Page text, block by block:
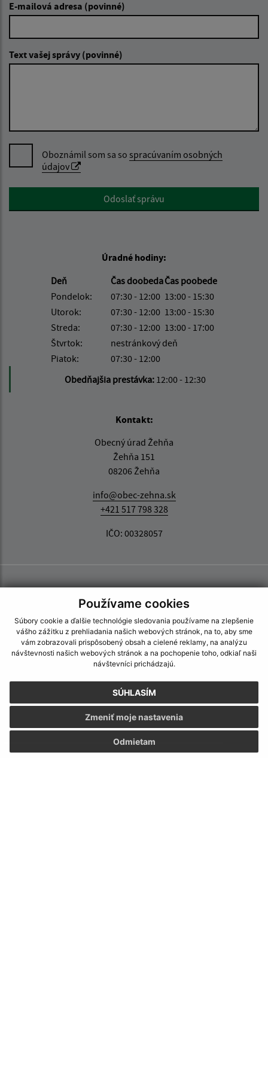
Používame cookies
Súbory cookie a ďalšie technológie sledovania používame na zlepšenie
vášho zážitku z prehliadania našich webových stránok, na to, aby sme
vám zobrazovali prispôsobený obsah a cielené reklamy, na analýzu
návštevnosti našich webových stránok a na pochopenie toho, odkiaľ naši
návštevníci prichádzajú.
SÚHLASÍM
Odmietam
Zmeniť moje nastavenia
E-mailová adresa (povinné)
Text vašej správy (povinné)
Oboznámil som sa so spracúvaním osobných
údajov
Google reCaptcha ResponseOdoslať správu
Úradné hodiny:
Deň
Čas doobedaČas poobede
Pondelok:
07:30 - 12:00 13:00 - 15:30
Utorok:
07:30 - 12:00 13:00 - 15:30
Streda:
07:30 - 12:00 13:00 - 17:00
Štvrtok:
nestránkový deň
Piatok:
07:30 - 12:00
Obedňajšia prestávka: 12:00 - 12:30
Kontakt:
Obecný úrad Žehňa
Žehňa 151
08206 Žehňa
info@obec-zehna.sk
+421 517 798 328
IČO: 00328057